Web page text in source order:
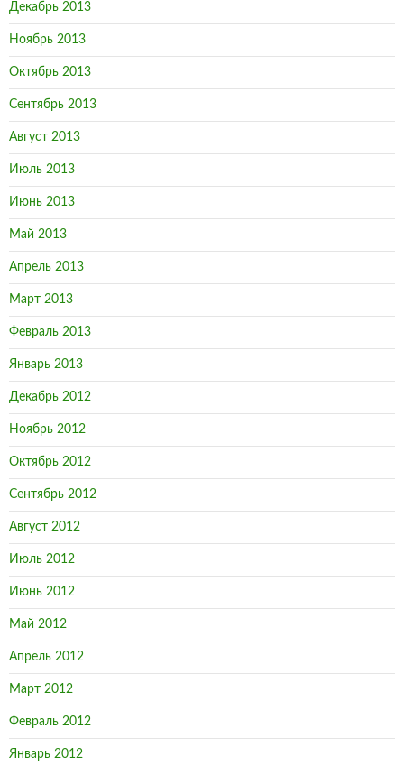
Декабрь 2013
Ноябрь 2013
Октябрь 2013
Сентябрь 2013
Август 2013
Июль 2013
Июнь 2013
Май 2013
Апрель 2013
Март 2013
Февраль 2013
Январь 2013
Декабрь 2012
Ноябрь 2012
Октябрь 2012
Сентябрь 2012
Август 2012
Июль 2012
Июнь 2012
Май 2012
Апрель 2012
Март 2012
Февраль 2012
Январь 2012